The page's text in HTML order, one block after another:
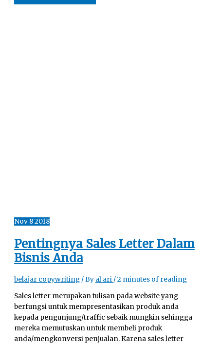
Nov 82018
Pentingnya Sales Letter Dalam
Bisnis Anda
belajar copywriting / By al ari /2 minutes of reading
Sales letter merupakan tulisan pada website yang
berfungsi untuk mempresentasikan produk anda
kepada pengunjung/traffic sebaik mungkin sehingga
mereka memutuskan untuk membeli produk
anda/mengkonversi penjualan. Karena sales letter